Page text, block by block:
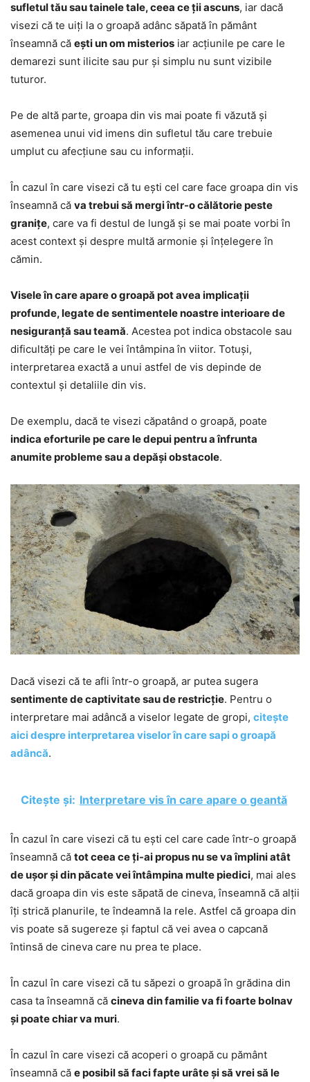
sufletul tău sau tainele tale, ceea ce ții ascuns, iar dacă
visezi că te uiți la o groapă adânc săpată în pământ
înseamnă că ești un om misterios iar acțiunile pe care le
demarezi sunt ilicite sau pur și simplu nu sunt vizibile
tuturor.
Pe de altă parte, groapa din vis mai poate fi văzută și
asemenea unui vid imens din sufletul tău care trebuie
umplut cu afecțiune sau cu informații.
În cazul în care visezi că tu ești cel care face groapa din vis
înseamnă că va trebui să mergi într-o călătorie peste
granițe, care va fi destul de lungă și se mai poate vorbi în
acest context și despre multă armonie și înțelegere în
cămin.
Visele în care apare o groapă pot avea implicații
profunde, legate de sentimentele noastre interioare de
nesiguranță sau teamă. Acestea pot indica obstacole sau
dificultăți pe care le vei întâmpina în viitor. Totuși,
interpretarea exactă a unui astfel de vis depinde de
contextul și detaliile din vis.
De exemplu, dacă te visezi căpatând o groapă, poate
indica eforturile pe care le depui pentru a înfrunta
anumite probleme sau a depăși obstacole.
Dacă visezi că te afli într-o groapă, ar putea sugera
sentimente de captivitate sau de restricție. Pentru o
interpretare mai adâncă a viselor legate de gropi, citește
aici despre interpretarea viselor în care sapi o groapă
adâncă.
Citește și: Interpretare vis în care apare o geantă
În cazul în care visezi că tu ești cel care cade într-o groapă
înseamnă că tot ceea ce ți-ai propus nu se va împlini atât
de ușor și din păcate vei întâmpina multe piedici, mai ales
dacă groapa din vis este săpată de cineva, înseamnă că alții
îți strică planurile, te îndeamnă la rele. Astfel că groapa din
vis poate să sugereze și faptul că vei avea o capcană
întinsă de cineva care nu prea te place.
În cazul în care visezi că tu săpezi o groapă în grădina din
casa ta înseamnă că cineva din familie va fi foarte bolnav
și poate chiar va muri.
În cazul în care visezi că acoperi o groapă cu pământ
înseamnă că e posibil să faci fapte urâte și să vrei să le